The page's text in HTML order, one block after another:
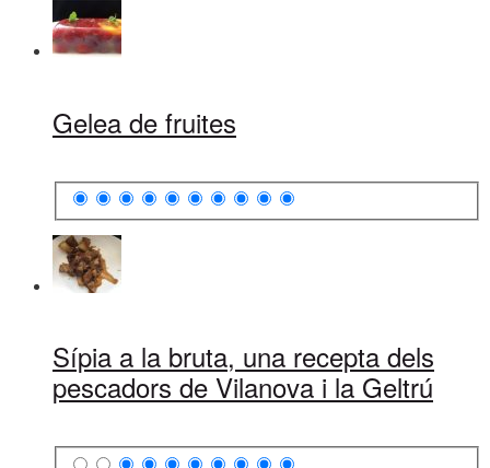
Gelea de fruites
Sípia a la bruta, una recepta dels
pescadors de Vilanova i la Geltrú